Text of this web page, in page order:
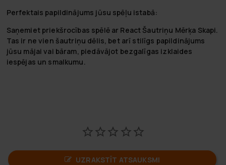
Perfektais papildinājums jūsu spēļu istabā:
Saņemiet priekšrocības spēlē ar React Šautriņu Mērķa Skapi.
Tas ir ne vien šautriņu dēlis, bet arī stilīgs papildinājums
jūsu mājai vai bāram, piedāvājot bezgalīgas izklaides
iespējas un smalkumu.
UZRAKSTĪT ATSAUKSMI